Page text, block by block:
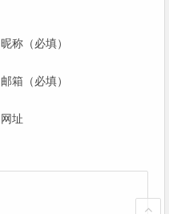
昵称（必填）
邮箱（必填）
网址